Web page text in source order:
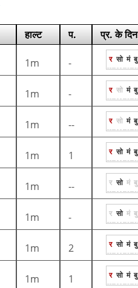
हाल्ट प. प्र. के दिन
1m - र सो मं बु
1m - र सो मं बु
1m -- र सो मं बु
1m 1 र सो मं बु
1m -- र सो मं बु
1m - र सो मं बु
1m 2 र सो मं बु
1m 1 र सो मं बु